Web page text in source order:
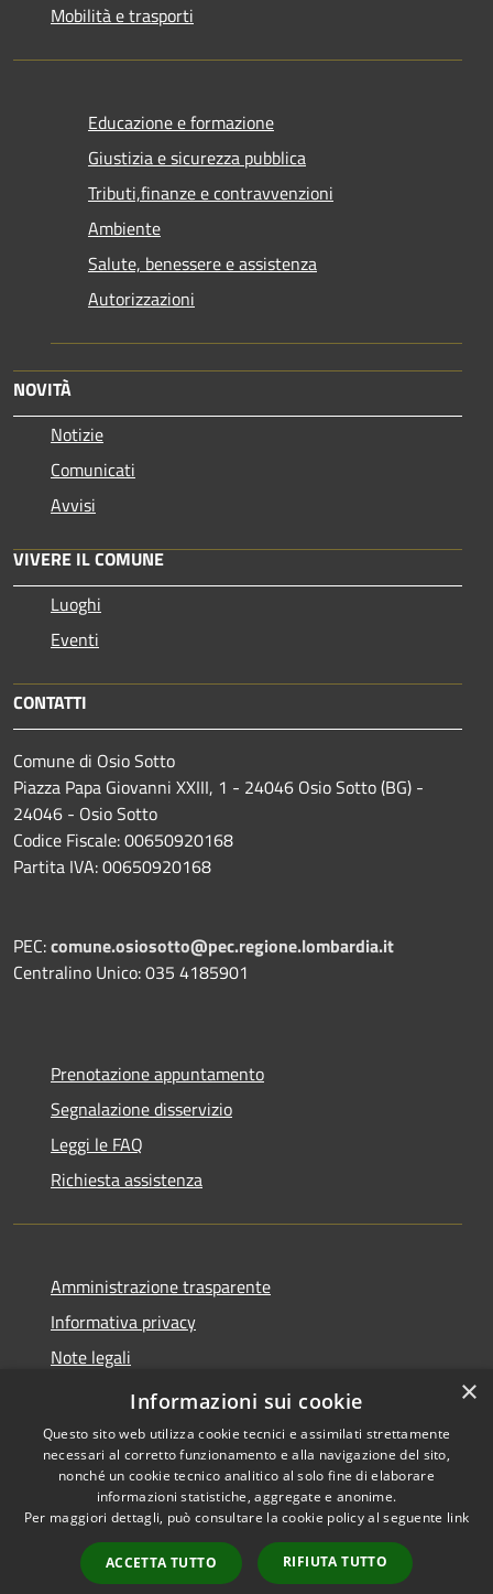
Mobilità e trasporti
Educazione e formazione
Giustizia e sicurezza pubblica
Tributi,finanze e contravvenzioni
Ambiente
Salute, benessere e assistenza
Autorizzazioni
NOVITÀ
Notizie
Comunicati
Avvisi
VIVERE IL COMUNE
Luoghi
Eventi
CONTATTI
Comune di Osio Sotto
Piazza Papa Giovanni XXIII, 1 - 24046 Osio Sotto (BG) -
24046 - Osio Sotto
Codice Fiscale: 00650920168
Partita IVA: 00650920168
PEC:comune.osiosotto@pec.regione.lombardia.it
Centralino Unico: 035 4185901
Prenotazione appuntamento
Segnalazione disservizio
Leggi le FAQ
Richiesta assistenza
Amministrazione trasparente
Informativa privacy
Note legali
Dichiarazione di accessibilità 2025
Accessibilità
Copyright © 2026 • Comune di
Osio Sotto • Powered by
Municipium•
Accesso
redazione
×
Informazioni sui cookie
Questo sito web utilizza cookie tecnici e assimilati strettamente
necessari al corretto funzionamento e alla navigazione del sito,
nonché un cookie tecnico analitico al solo fine di elaborare
informazioni statistiche, aggregate e anonime.
Per maggiori dettagli, può consultare la cookie policy al seguente link
ACCETTA TUTTO RIFIUTA TUTTO